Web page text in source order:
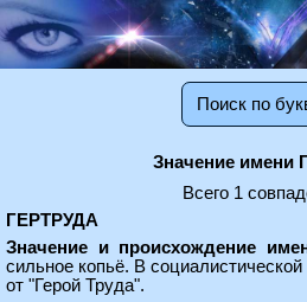
Поиск по
Значение имени
Всего 1
ГЕРТРУДА
Значение и происхождение
сильное копьё. В
от "Герой Труда".